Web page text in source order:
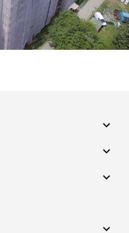
expand_more
expand_more
expand_more
expand_more